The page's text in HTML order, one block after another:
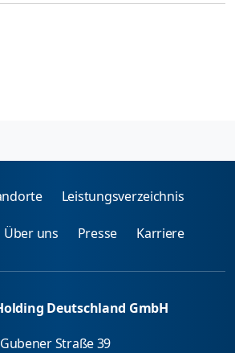
Leistungsverzeichnis
Über uns Presse Karriere
Deutschland GmbH
Gubener Straße 39